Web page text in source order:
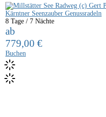
Kärntner Seenzauber Genussradeln
8 Tage / 7 Nächte
ab
779,00 €
Buchen